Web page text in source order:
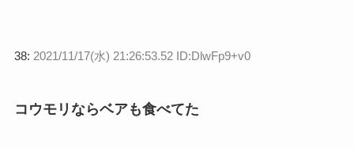
38: 2021/11/17(水) 21:26:53.52 ID:DlwFp9+v0
コウモリならベアも食べてた